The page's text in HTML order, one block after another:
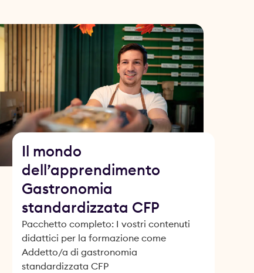
Il mondo
dell’apprendimento
Gastronomia
standardizzata CFP
Pacchetto completo: I vostri contenuti
didattici per la formazione come
Addetto/a di gastronomia
standardizzata CFP